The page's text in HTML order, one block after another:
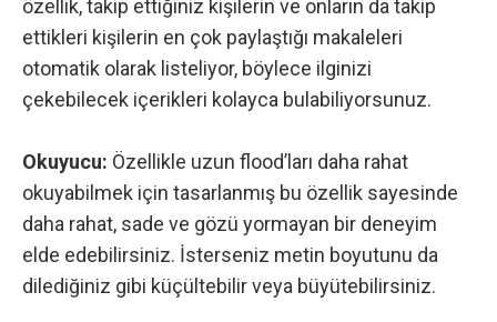
özellik, takip ettiğiniz kişilerin ve onların da takip
ettikleri kişilerin en çok paylaştığı makaleleri
otomatik olarak listeliyor, böylece ilginizi
çekebilecek içerikleri kolayca bulabiliyorsunuz.
Okuyucu: Özellikle uzun flood’ları daha rahat
okuyabilmek için tasarlanmış bu özellik sayesinde
daha rahat, sade ve gözü yormayan bir deneyim
elde edebilirsiniz. İsterseniz metin boyutunu da
dilediğiniz gibi küçültebilir veya büyütebilirsiniz.